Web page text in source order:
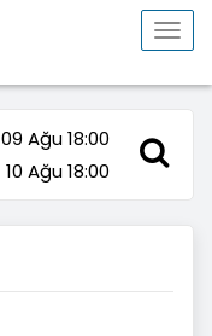
09 Ağu 18:00
10 Ağu 18:00